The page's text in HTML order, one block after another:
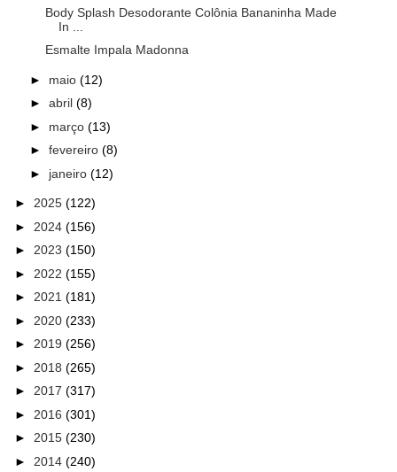
Body Splash Desodorante Colônia Bananinha Made
In ...
Esmalte Impala Madonna
► maio (12)
► abril (8)
► março (13)
► fevereiro (8)
► janeiro (12)
► 2025 (122)
► 2024 (156)
► 2023 (150)
► 2022 (155)
► 2021 (181)
► 2020 (233)
► 2019 (256)
► 2018 (265)
► 2017 (317)
► 2016 (301)
► 2015 (230)
► 2014 (240)